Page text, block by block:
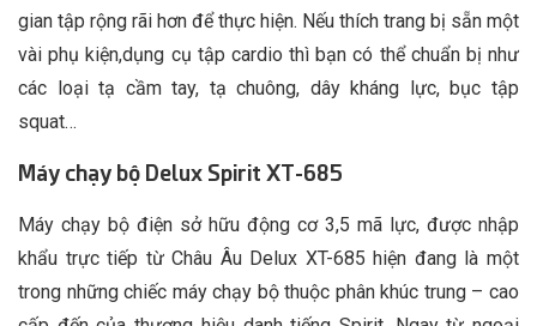
gian tập rộng rãi hơn để thực hiện. Nếu thích trang bị sẵn một
vài phụ kiện,dụng cụ tập cardio thì bạn có thể chuẩn bị như
các loại tạ cầm tay, tạ chuông, dây kháng lực, bục tập
squat…
Máy chạy bộ Delux Spirit XT-685
Máy chạy bộ điện sở hữu động cơ 3,5 mã lực, được nhập
khẩu trực tiếp từ Châu Âu Delux XT-685 hiện đang là một
trong những chiếc máy chạy bộ thuộc phân khúc trung – cao